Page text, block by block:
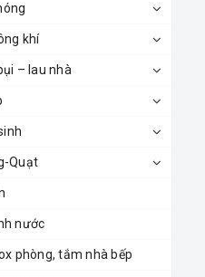
khí
– lau nhà
Quạt
nước
phòng, tắm nhà bếp